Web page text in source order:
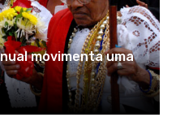
movimenta uma